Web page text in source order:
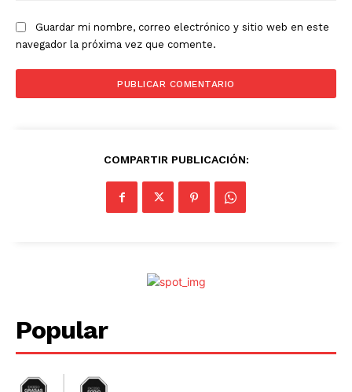
Guardar mi nombre, correo electrónico y sitio web en este
navegador la próxima vez que comente.
COMPARTIR PUBLICACIÓN:
Popular